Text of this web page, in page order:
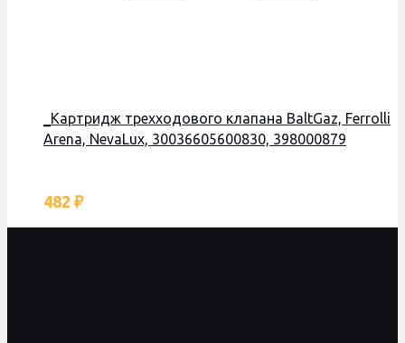
_Картридж трехходового клапана BaltGaz, Ferrolli
Arena, NevaLux, 30036605600830, 398000879
482 ₽